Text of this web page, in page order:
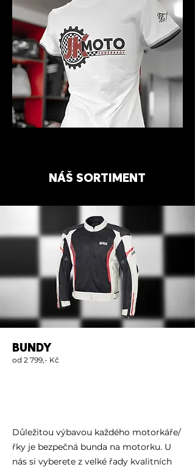
NÁŠ SORTIMENT
BUNDY
od 2 799,- Kč
Důležitou výbavou každého motorkáře/
řky je bezpečná bunda na motorku. U
nás si vyberete z velké řady kvalitních